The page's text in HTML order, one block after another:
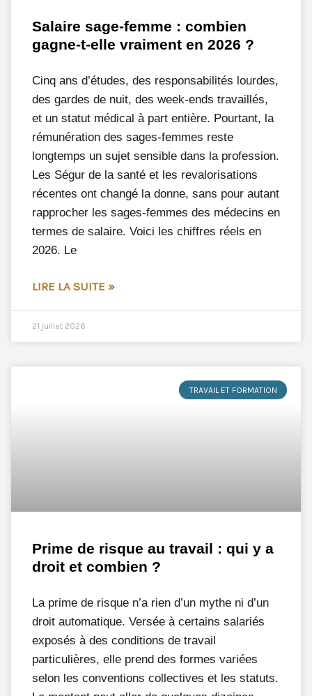
Salaire sage-femme : combien
gagne-t-elle vraiment en 2026 ?
Cinq ans d’études, des responsabilités lourdes,
des gardes de nuit, des week-ends travaillés,
et un statut médical à part entière. Pourtant, la
rémunération des sages-femmes reste
longtemps un sujet sensible dans la profession.
Les Ségur de la santé et les revalorisations
récentes ont changé la donne, sans pour autant
rapprocher les sages-femmes des médecins en
termes de salaire. Voici les chiffres réels en
2026. Le
LIRE LA SUITE »
21 juillet 2026
TRAVAIL ET FORMATION
Prime de risque au travail : qui y a
droit et combien ?
La prime de risque n’a rien d’un mythe ni d’un
droit automatique. Versée à certains salariés
exposés à des conditions de travail
particulières, elle prend des formes variées
selon les conventions collectives et les statuts.